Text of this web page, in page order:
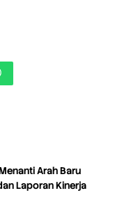
Arah Baru
Laporan Kinerja